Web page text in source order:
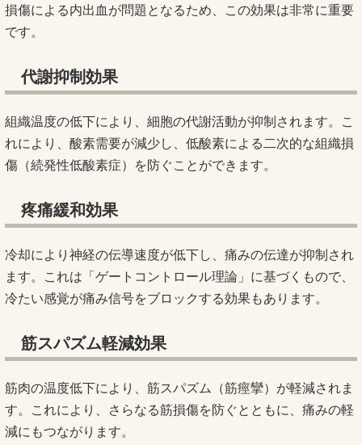
損傷による内出血が問題となるため、この効果は非常に重要
です。
代謝抑制効果
組織温度の低下により、細胞の代謝活動が抑制されます。こ
れにより、酸素需要が減少し、低酸素による二次的な組織損
傷（続発性低酸素症）を防ぐことができます。
疼痛緩和効果
冷却により神経の伝導速度が低下し、痛みの伝達が抑制され
ます。これは「ゲートコントロール理論」に基づくもので、
冷たい感覚が痛み信号をブロックする効果もあります。
筋スパズム軽減効果
筋肉の温度低下により、筋スパズム（筋痙攣）が軽減されま
す。これにより、さらなる筋損傷を防ぐとともに、痛みの軽
減にもつながります。